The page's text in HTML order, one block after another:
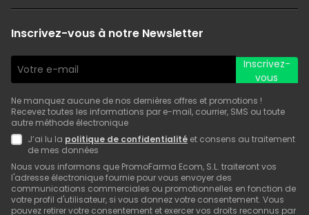
Inscrivez-vous à notre Newsletter
Inscrivez-
vous
Ne manquez aucune de nos dernières offres et promotions !
Recevez toutes les informations par e-mail, courrier, SMS ou toute
autre méthode électronique
J’ai lu la politique de confidentialité et consens au traitement
de mes données
Nous vous informons que PromoFarma Ecom, S.L. traiteront vos
l'adresse électronique fournie pour vous envoyer des
communications commerciales ou promotionnelles en fonction de
votre profil d'utilisateur, si vous donnez votre consentement. Vous
pouvez retirer votre consentement et exercer vos droits reconnus par